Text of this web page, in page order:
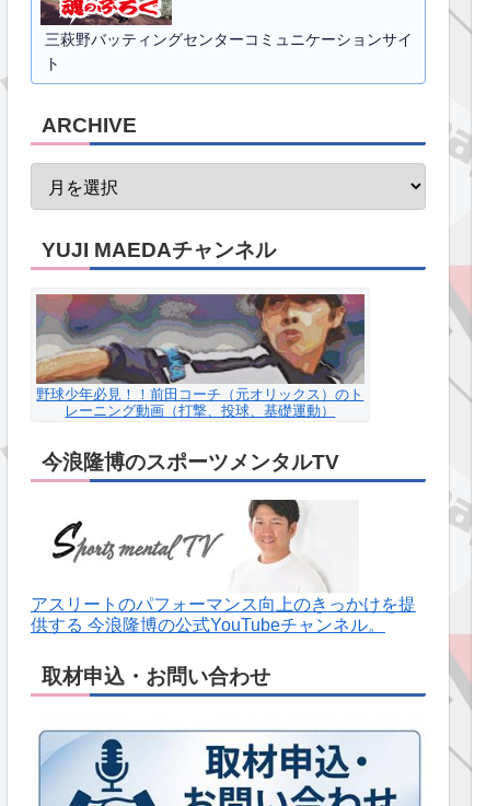
三萩野バッティングセンターコミュニケーションサイ
ト
ARCHIVE
YUJI MAEDAチャンネル
野球少年必見！！前田コーチ（元オリックス）のト
レーニング動画（打撃、投球、基礎運動）
今浪隆博のスポーツメンタルTV
アスリートのパフォーマンス向上のきっかけを提
供する 今浪隆博の公式YouTubeチャンネル。
取材申込・お問い合わせ